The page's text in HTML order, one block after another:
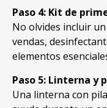
Paso 4: Kit de
No olvides incluir
vendas,
elementos
Paso 5: Linterna y
Una linterna con